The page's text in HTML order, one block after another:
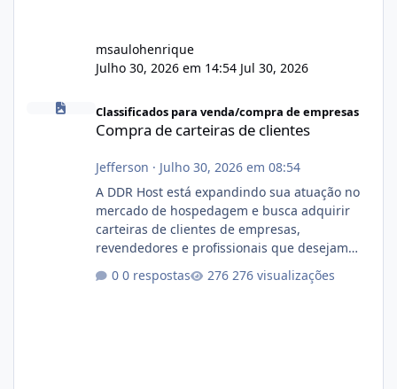
msaulohenrique
Julho 30, 2026 em 14:54 Jul 30, 2026
Compra de carteiras de clientes
Classificados para venda/compra de empresas
Compra de carteiras de clientes
Jefferson · Julho 30, 2026 em 08:54
A DDR Host está expandindo sua atuação no
mercado de hospedagem e busca adquirir
carteiras de clientes de empresas,
revendedores e profissionais que desejam
encerrar suas atividades ou reduzir sua
operação. Se você possui clientes ativos de
0 respostas 276 visualizações